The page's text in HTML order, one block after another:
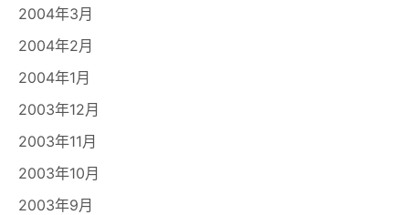
2004年3月
2004年2月
2004年1月
2003年12月
2003年11月
2003年10月
2003年9月